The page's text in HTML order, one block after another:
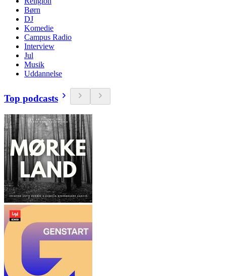
Børn
DJ
Komedie
Campus Radio
Interview
Jul
Musik
Uddannelse
Top podcasts